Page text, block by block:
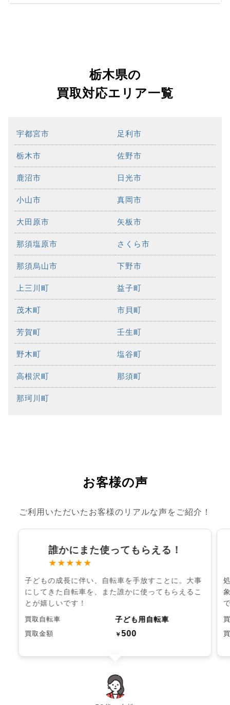
栃木県の
買取対応エリア一覧
宇都宮市 足利市
栃木市 佐野市
鹿沼市 日光市
小山市 真岡市
大田原市 矢板市
那須塩原市 さくら市
那須烏山市 下野市
上三川町 益子町
茂木町 市貝町
芳賀町 壬生町
野木町 塩谷町
高根沢町 那須町
那珂川町
お客様の声
ご利用いただいたお客様のリアルな声をご紹介！
誰かにまた使ってもらえる！
★★★★★
子どもの成長に伴い、自転車を手放すことに。大事
にしてきた自転車を、また誰かに使ってもらえるこ
とが嬉しいです！
買取自転車 子ども用自転車
買取金額 ￥500
chevron_left chevron_right